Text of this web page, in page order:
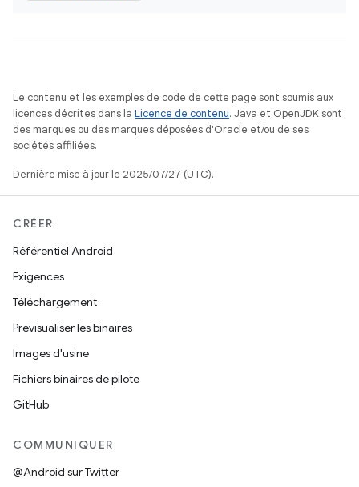
Le contenu et les exemples de code de cette page sont soumis aux
licences décrites dans la Licence de contenu. Java et OpenJDK sont
des marques ou des marques déposées d'Oracle et/ou de ses
sociétés affiliées.
Dernière mise à jour le 2025/07/27 (UTC).
CRÉER
Référentiel Android
Exigences
Téléchargement
Prévisualiser les binaires
Images d'usine
Fichiers binaires de pilote
GitHub
COMMUNIQUER
@Android sur Twitter